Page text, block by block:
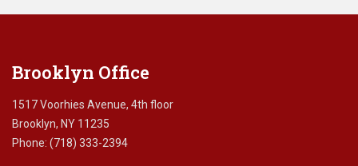
Brooklyn Office
1517 Voorhies Avenue, 4th floor
Brooklyn, NY 11235
Phone: (718) 333-2394